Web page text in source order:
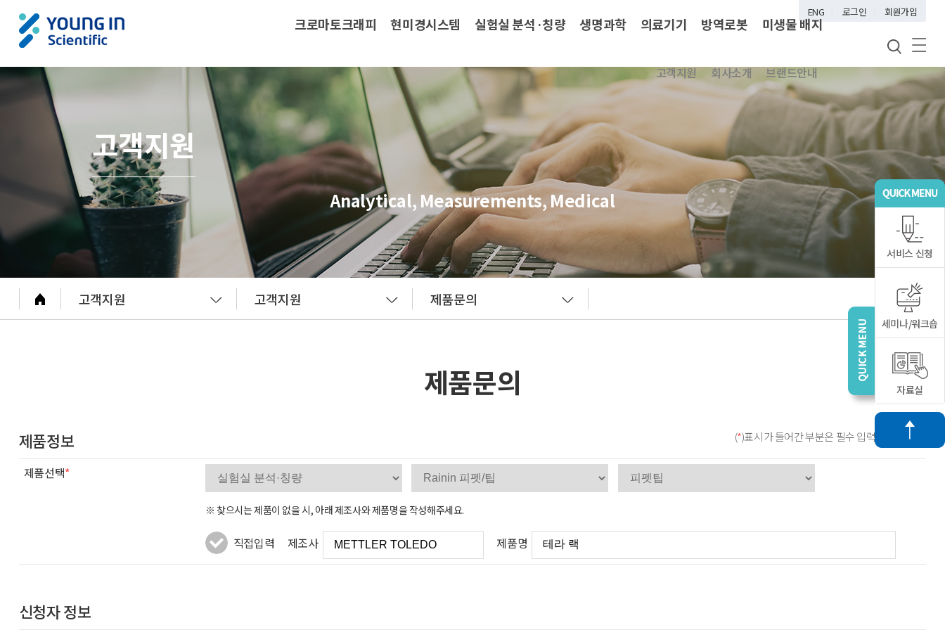
ENG 로그인 회원가입
크로마토크래피 현미경시스템 실험실 분석·칭량 생명과학 의료기기 방역로봇 미생물 배지
브랜드안내
회사소개
고객지원
서비스 신청
세미나/워크숍
자료실
고객지원
Analytical, Measurements, Medical
고객지원 고객지원 제품문의
제품문의
제품정보 (*)표시가 들어간 부분은 필수 입력사항입니다.
제품선택*
※ 찾으시는 제품이 없을 시, 아래 제조사와 제품명을 작성해주세요.
직접입력 제조사 제품명
신청자 정보